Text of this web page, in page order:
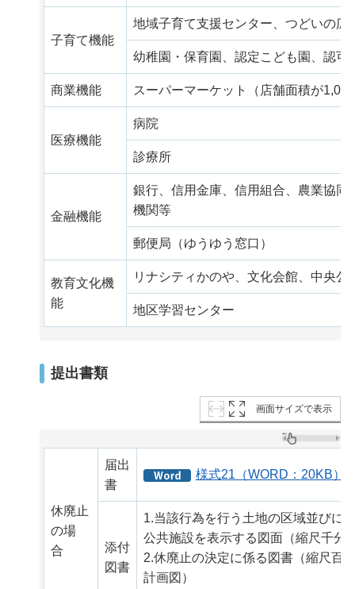
子育て機能
地域子育て支援センター、つどいの広
幼稚園・保育園、認定こども園、認可
商業機能 スーパーマーケット（店舗面積が
医療機能
病院
診療所
金融機能
銀行、信用金庫、信用組合、農業協
機関等
郵便局（ゆうゆう窓口）
教育文化機
能
リナシティかのや、文化会館、中央公
地区学習センター
提出書類
画面サイズで表示
休廃止
の場
合
届出
書
様式21（WORD：20KB）
添付
図書
1.当該行為を行う土地の区域並びに
公共施設を表示する図面（縮尺千分
2.休廃止の決定に係る図書（縮尺百
計画図）